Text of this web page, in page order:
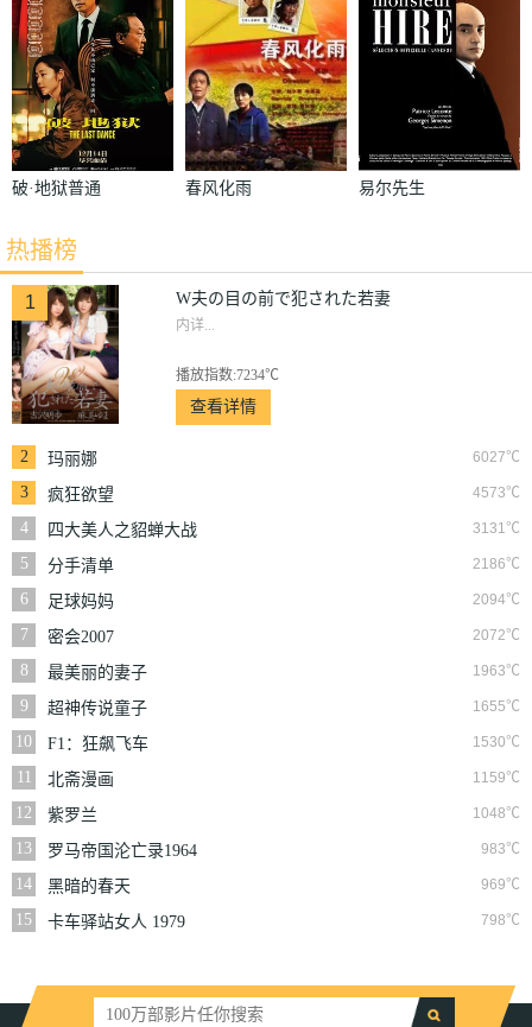
破·地狱普通
春风化雨 易尔先生
热播榜
1 W夫の目の前で犯された若妻
内详...
播放指数:7234℃
查看详情
2 6027℃
玛丽娜
3
4573℃
疯狂欲望
4
3131℃
四大美人之貂蝉大战
丧尸
5 2186℃
分手清单
6
2094℃
足球妈妈
7
2072℃
密会2007
8
1963℃
最美丽的妻子
9
1655℃
超神传说童子
10
1530℃
F1：狂飙飞车
11
1159℃
北斋漫画
12
1048℃
紫罗兰
13
983℃
罗马帝国沦亡录1964
14
969℃
黑暗的春天
15
798℃
卡车驿站女人 1979